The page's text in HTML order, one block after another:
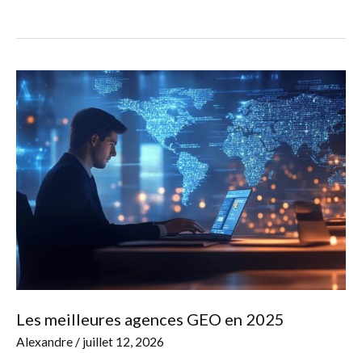
Les meilleures agences GEO en 2025
Alexandre/ juillet 12, 2026
Les
meilleures
agences
GEO
en
2025